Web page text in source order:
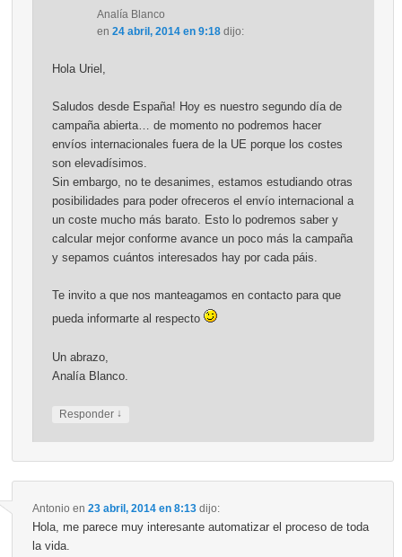
Analía Blanco
en 24 abril, 2014 en 9:18 dijo:
Hola Uriel,
Saludos desde España! Hoy es nuestro segundo día de
campaña abierta… de momento no podremos hacer
envíos internacionales fuera de la UE porque los costes
son elevadísimos.
Sin embargo, no te desanimes, estamos estudiando otras
posibilidades para poder ofreceros el envío internacional a
un coste mucho más barato. Esto lo podremos saber y
calcular mejor conforme avance un poco más la campaña
y sepamos cuántos interesados hay por cada páis.
Te invito a que nos manteagamos en contacto para que
pueda informarte al respecto
Un abrazo,
Analía Blanco.
Responder ↓
Antonio en 23 abril, 2014 en 8:13 dijo:
Hola, me parece muy interesante automatizar el proceso de toda
la vida.